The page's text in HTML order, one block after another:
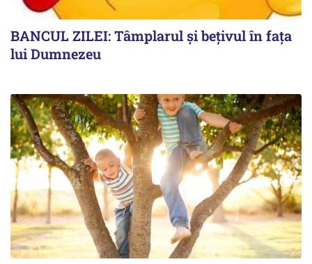
BANCUL ZILEI: Tâmplarul și bețivul în fața
lui Dumnezeu